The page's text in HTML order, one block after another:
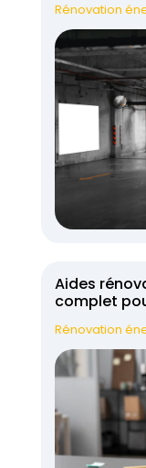
Rénovation
Aides
complet
Rénovation